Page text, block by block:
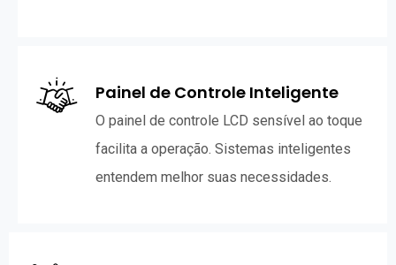
Painel de Controle Inteligente
O painel de controle LCD sensível ao toque
facilita a operação. Sistemas inteligentes
entendem melhor suas necessidades.